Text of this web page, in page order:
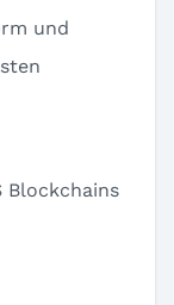
und
Blockchains